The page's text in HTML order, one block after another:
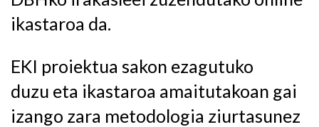
ikastaroa da.
EKI proiektua sakon ezagutuko
duzu eta ikastaroa amaitutakoan gai
izango zara metodologia ziurtasunez